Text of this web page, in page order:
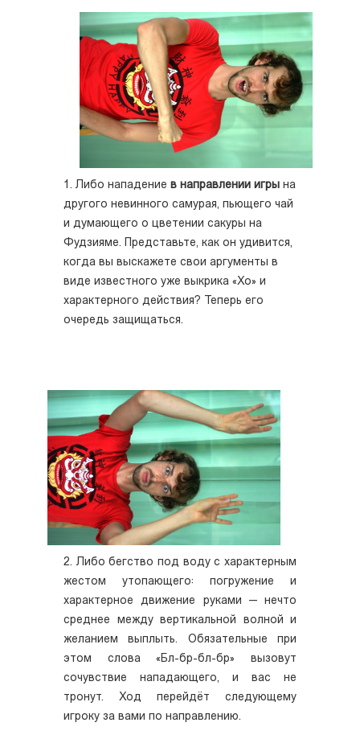
1. Либо нападение в направлении игры на
другого невинного самурая, пьющего чай
и думающего о цветении сакуры на
Фудзияме. Представьте, как он удивится,
когда вы выскажете свои аргументы в
виде известного уже выкрика «Хо» и
характерного действия? Теперь его
очередь защищаться.
2. Либо бегство под воду с характерным
жестом утопающего: погружение и
характерное движение руками — нечто
среднее между вертикальной волной и
желанием выплыть. Обязательные при
этом слова «Бл-бр-бл-бр» вызовут
сочувствие нападающего, и вас не
тронут. Ход перейдёт следующему
игроку за вами по направлению.